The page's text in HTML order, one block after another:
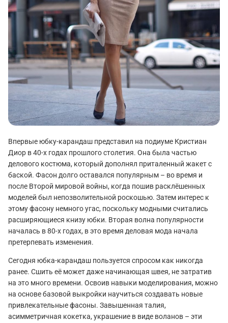
Впервые юбку-карандаш представил на подиуме Кристиан
Диор в 40-х годах прошлого столетия. Она была частью
делового костюма, который дополнял приталенный жакет с
баской. Фасон долго оставался популярным – во время и
после Второй мировой войны, когда пошив расклёшенных
моделей был непозволительной роскошью. Затем интерес к
этому фасону немного угас, поскольку модными считались
расширяющиеся книзу юбки. Вторая волна популярности
началась в 80-х годах, в это время деловая мода начала
претерпевать изменения.
Сегодня юбка-карандаш пользуется спросом как никогда
ранее. Сшить её может даже начинающая швея, не затратив
на это много времени. Освоив навыки моделирования, можно
на основе базовой выкройки научиться создавать новые
привлекательные фасоны. Завышенная талия,
асимметричная кокетка, украшение в виде воланов – эти